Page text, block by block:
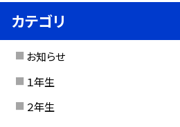
カテゴリ
お知らせ
１年生
２年生